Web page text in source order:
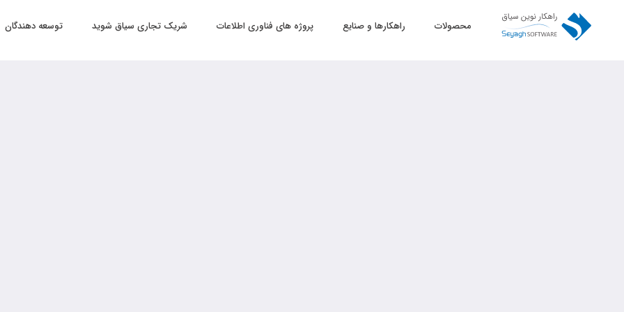
محصولات راهکارها و صنایع پروژه های فناوری اطلاعات شریک تجاری سیاق شوید توسعه دهندگان